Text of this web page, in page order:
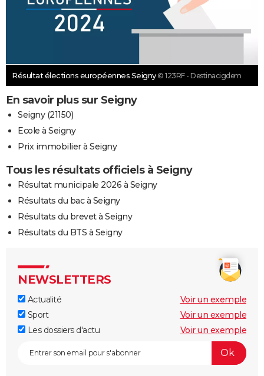
Résultat élections européennes Seigny © 123RF - Destinacigdem
En savoir plus sur Seigny
Seigny (21150)
Ecole à Seigny
Prix immobilier à Seigny
Tous les résultats officiels à Seigny
Résultat municipale 2026 à Seigny
Résultats du bac à Seigny
Résultats du brevet à Seigny
Résultats du BTS à Seigny
NEWSLETTERS
Actualité
Voir un exemple
Sport
Voir un exemple
Les dossiers d'actu
Voir un exemple